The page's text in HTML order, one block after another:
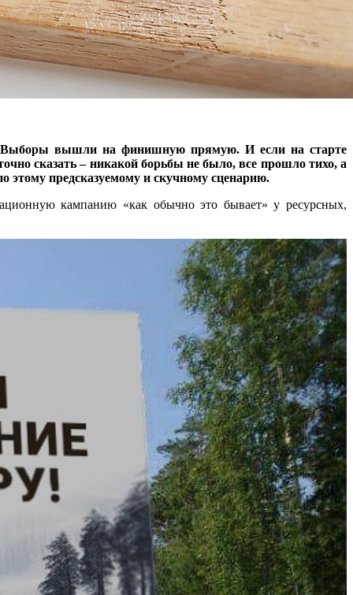
Выборы вышли на финишную прямую. И если на старте
сказать – никакой борьбы не было, все прошло тихо, а
этому предсказуемому и скучному сценарию.
кампанию «как обычно это бывает» у ресурсных,